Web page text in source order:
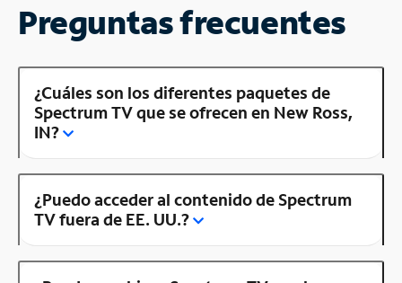
Preguntas frecuentes
¿Cuáles son los diferentes paquetes de
Spectrum TV que se ofrecen en New Ross,
IN?
¿Puedo acceder al contenido de Spectrum
TV fuera de EE. UU.?